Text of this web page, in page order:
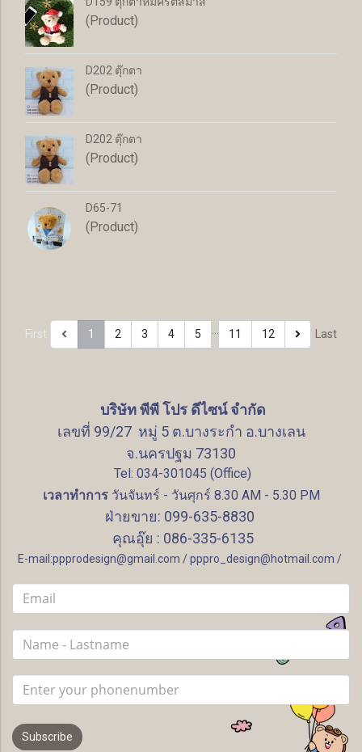
(Product)
D202 ตุ๊กตา
(Product)
D202 ตุ๊กตา
(Product)
D65-71
(Product)
First 1 2 3 4 5 11 12 Last
บริษัท พีพี โปร ดีไซน์ จำกัด
เลขที่ 99/27 หมู่ 5 ต.บางระกำ อ.บางเลน
จ.นครปฐม 73130
Tel: 034-301045 (Office)
เวลาทำการวันจันทร์ - วันศุกร์ 8.30 AM - 5.30 PM
ฝ่ายขาย: 099-635-8830
คุณอุ๊ย : 086-335-6135
E-mail:ppprodesign@gmail.com / pppro_design@hotmail.com /
Subscribe